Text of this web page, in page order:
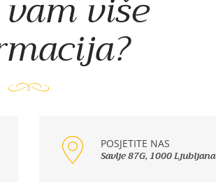
POSJETITE NAS
Savlje 87G, 1000 Ljubljana